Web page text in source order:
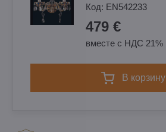
Код: EN542233
479 €
вместе с НДС 21%
в корзину